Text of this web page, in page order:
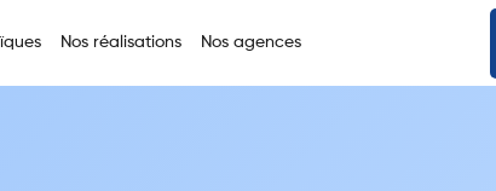
Nos réalisations Nos agences